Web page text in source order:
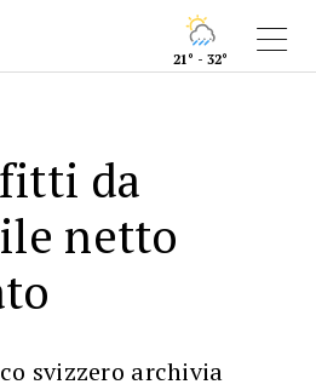
21° - 32°
da
netto
svizzero archivia